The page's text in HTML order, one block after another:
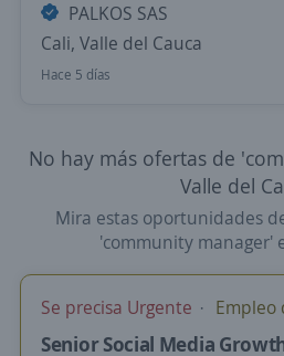
PALKOS SAS
Cali, Valle del Cauca
Hace 5 días
No hay más ofertas de
Valle del
Mira estas oportunidades
'community manager'
Se precisa Urgente Empleo
Senior Social Media